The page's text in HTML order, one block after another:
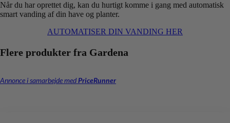
Når du har oprettet dig, kan du hurtigt komme i gang med automatisk
smart vanding af din have og planter.
AUTOMATISER DIN VANDING HER
Flere produkter fra Gardena
Annonce i samarbejde medPriceRunner